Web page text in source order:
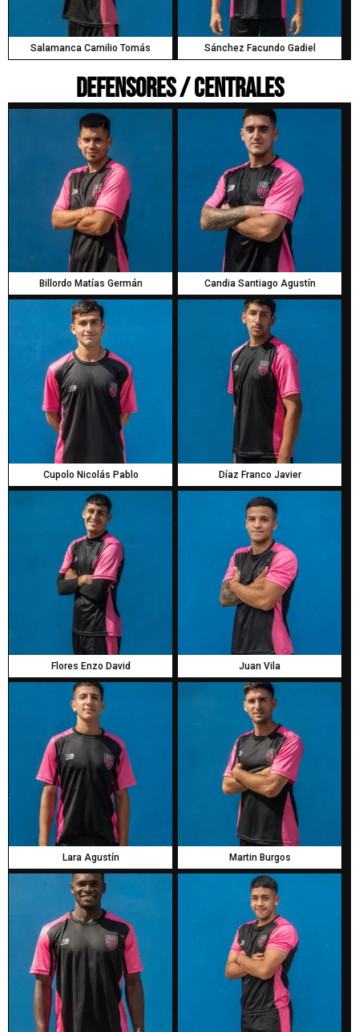
Salamanca Camilio Tomás Sánchez Facundo Gadiel
Defensores / Centrales
Billordo Matías Germán Candia Santiago Agustín
Cupolo Nicolás Pablo Díaz Franco Javier
Flores Enzo David Juan Vila
Lara Agustín Martin Burgos